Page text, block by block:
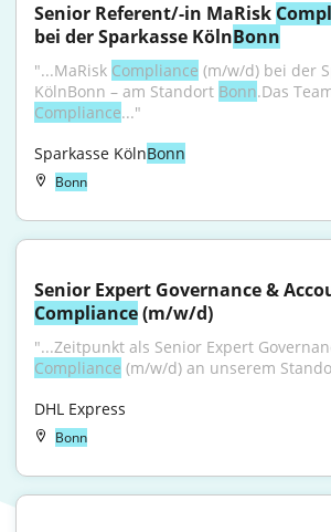
Senior Referent/-in MaRisk
bei der Sparkasse KölnBonn
"...MaRisk Compliance (m/w/d) bei der
KölnBonn – am Standort Bonn
Compliance..."
Sparkasse KölnBonn
Bonn
Compliance (m/w/d)
Compliance (m/w/d) an unserem
DHL Express
Bonn